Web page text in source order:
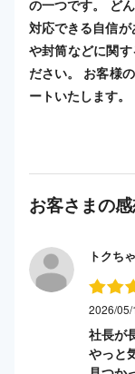
の一つです。 ど
対応できる自信
や封筒などに関
ださい。 お客様
ートいたします。
お客さまの
トクち
2026/05/
社長が
やっと